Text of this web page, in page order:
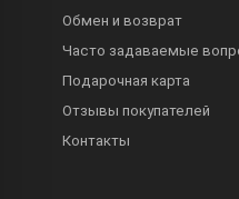
Обмен и возврат
Часто задаваемые
Подарочная карта
Отзывы покупателей
Контакты